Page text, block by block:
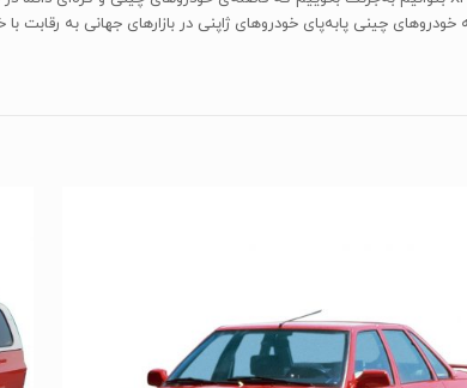
چینی پابه‌پای خودروهای ژاپنی در بازارهای جهانی به رقابت با